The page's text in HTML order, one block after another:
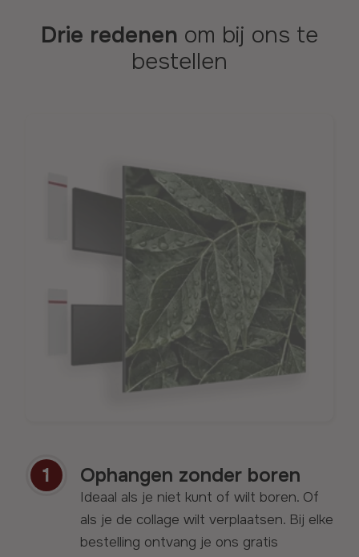
Drie redenen om bij ons te
bestellen
1 Ophangen zonder boren
Ideaal als je niet kunt of wilt boren. Of
als je de collage wilt verplaatsen. Bij elke
bestelling ontvang je ons gratis